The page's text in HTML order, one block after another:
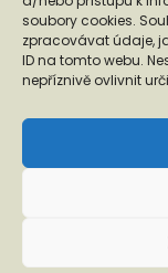
soubory cookies.
zpracovávat údaje,
ID na tomto webu.
nepříznivě ovlivnit
❬